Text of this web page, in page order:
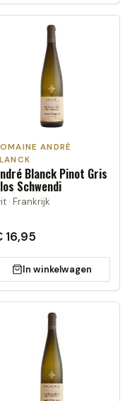
ANDRÉ
Blanck Pinot Gris
Schwendi
· Frankrijk
16,95
In winkelwagen